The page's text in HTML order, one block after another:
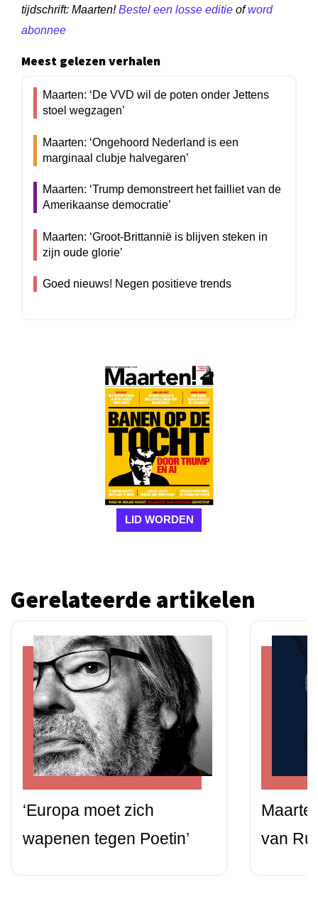
tijdschrift: Maarten!Bestel een losse editie ofword
abonnee
Meest gelezen verhalen
Maarten: ‘De VVD wil de poten onder Jettens
stoel wegzagen’
Maarten: ‘Ongehoord Nederland is een
marginaal clubje halvegaren’
Maarten: ‘Trump demonstreert het failliet van de
Amerikaanse democratie’
Maarten: ‘Groot-Brittannië is blijven steken in
zijn oude glorie’
Goed nieuws! Negen positieve trends
LID WORDEN
Gerelateerde artikelen
‘Europa moet zich
wapenen tegen Poetin’
van